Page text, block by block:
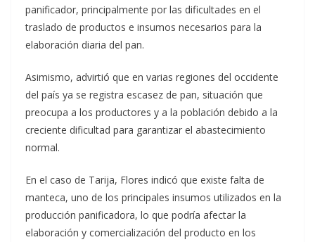
panificador, principalmente por las dificultades en el
traslado de productos e insumos necesarios para la
elaboración diaria del pan.
Asimismo, advirtió que en varias regiones del occidente
del país ya se registra escasez de pan, situación que
preocupa a los productores y a la población debido a la
creciente dificultad para garantizar el abastecimiento
normal.
En el caso de Tarija, Flores indicó que existe falta de
manteca, uno de los principales insumos utilizados en la
producción panificadora, lo que podría afectar la
elaboración y comercialización del producto en los